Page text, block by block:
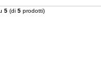
5 (di 5 prodotti)